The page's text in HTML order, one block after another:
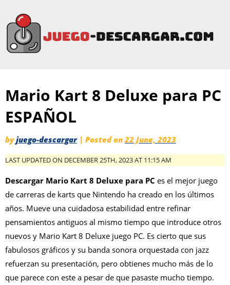
Mario Kart 8 Deluxe para PC
ESPAÑOL
byjuego-descargar | Posted on 22 June, 2023
LAST UPDATED ON DECEMBER 25TH, 2023 AT 11:15 AM
Descargar Mario Kart 8 Deluxe para PC es el mejor juego
de carreras de karts que Nintendo ha creado en los últimos
años. Mueve una cuidadosa estabilidad entre refinar
pensamientos antiguos al mismo tiempo que introduce otros
nuevos y Mario Kart 8 Deluxe juego PC. Es cierto que sus
fabulosos gráficos y su banda sonora orquestada con jazz
refuerzan su presentación, pero obtienes mucho más de lo
que parece con este a pesar de que pasaste mucho tiempo.